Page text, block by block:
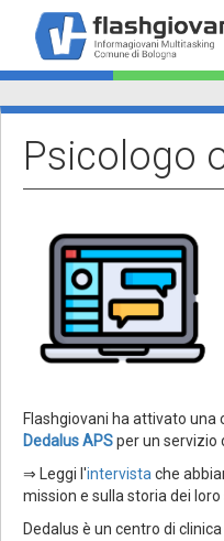
contenuto
principale
Psicologo
Flashgiovani ha attivato
Dedalus APSper un servizio
⇒ Leggi l'intervista che
mission e sulla storia dei loro
Dedalus è un centro di